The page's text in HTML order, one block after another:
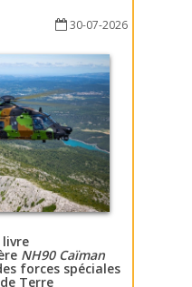
30-07-2026
livre
NH90 Caïman
forces spéciales
Terre